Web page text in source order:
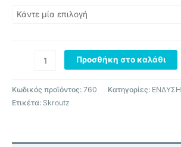
Προσθήκη στο καλάθι
Κωδικός προϊόντος: 760 Κατηγορίες: ΕΝΔΥΣΗ
Ετικέτα: Skroutz